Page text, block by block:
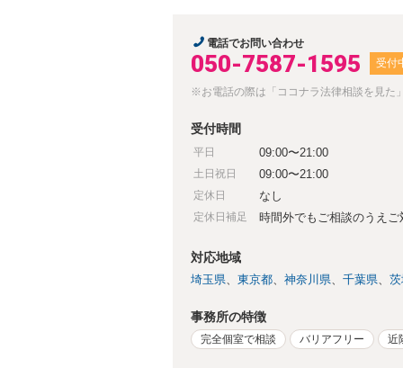
電話でお問い合わせ
050-7587-1595 受付
※お電話の際は「ココナラ法律相談を見た
受付時間
平日 09:00〜21:00
土日祝日 09:00〜21:00
定休日 なし
定休日補足 時間外でもご相談のうえ
対応地域
埼玉県 東京都 神奈川県 千葉県
事務所の特徴
完全個室で相談 バリアフリー 近